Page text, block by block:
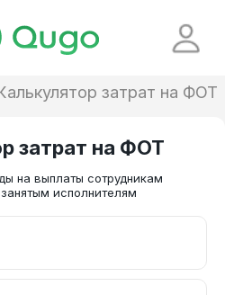
затрат на ФОТ
на выплаты сотрудникам
исполнителям